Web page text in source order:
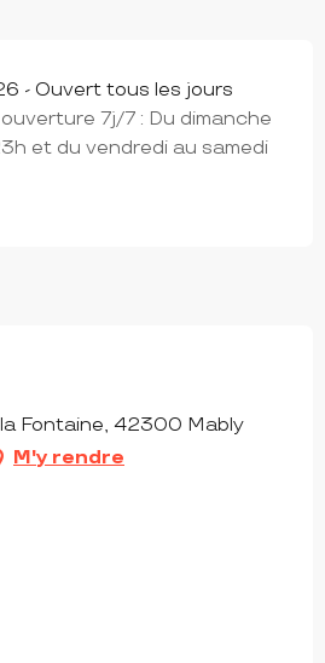
- Ouvert tous les jours
7j/7 : Du dimanche
et du vendredi au samedi
Fontaine, 42300 Mably
M'y rendre